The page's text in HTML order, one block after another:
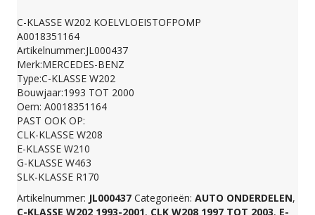
W202
A0018351164
aantal
C-KLASSE W202 KOELVLOEISTOFPOMP
A0018351164
Artikelnummer:JL000437
Merk:MERCEDES-BENZ
Type:C-KLASSE W202
Bouwjaar:1993 TOT 2000
Oem: A0018351164
PAST OOK OP:
CLK-KLASSE W208
E-KLASSE W210
G-KLASSE W463
SLK-KLASSE R170
Artikelnummer: JL000437 Categorieën: AUTO ONDERDELEN,
C-KLASSE W202 1993-2001, CLK W208 1997 TOT 2003, E-